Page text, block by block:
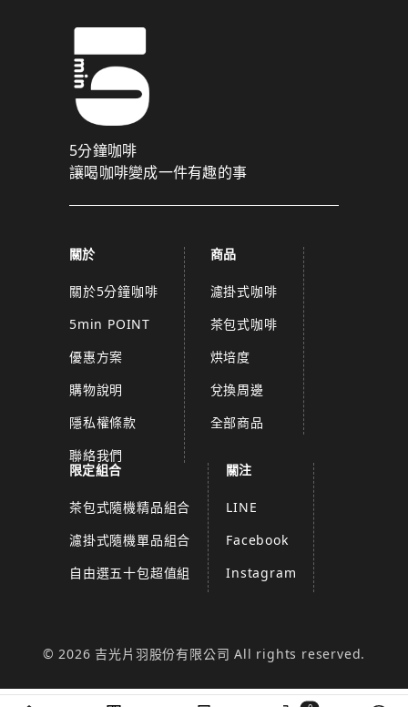
5分鐘咖啡
讓喝咖啡變成一件有趣的事
關於
關於5分鐘咖啡
5min POINT
優惠方案
購物說明
隱私權條款
聯絡我們
商品
濾掛式咖啡
茶包式咖啡
烘培度
兌換周邊
全部商品
限定組合
茶包式隨機精品組合
濾掛式隨機單品組合
自由選五十包超值組
關注
LINE
Facebook
Instagram
© 2026 吉光片羽股份有限公司 All rights reserved.